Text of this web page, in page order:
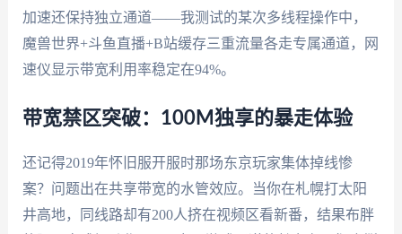
加速还保持独立通道——我测试的某次多线程操作中，
魔兽世界+斗鱼直播+B站缓存三重流量各走专属通道，网
速仪显示带宽利用率稳定在94%。
带宽禁区突破：100M独享的暴走体验
还记得2019年怀旧服开服时那场东京玩家集体掉线惨
案？问题出在共享带宽的水管效应。当你在札幌打太阳
井高地，同线路却有200人挤在视频区看新番，结果布胖